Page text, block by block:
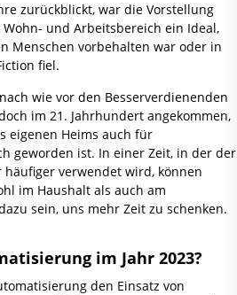
zurückblickt, war die Vorstellung
und Arbeitsbereich ein Ideal,
Menschen vorbehalten war oder in
fiel.
wie vor den Besserverdienenden
im 21. Jahrhundert angekommen,
eigenen Heims auch für
geworden ist. In einer Zeit, in der der
häufiger verwendet wird, können
im Haushalt als auch am
sein, uns mehr Zeit zu schenken.
im Jahr 2023?
den Einsatz von